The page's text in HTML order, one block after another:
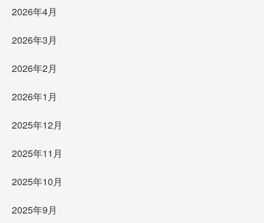
2026年4月
2026年3月
2026年2月
2026年1月
2025年12月
2025年11月
2025年10月
2025年9月